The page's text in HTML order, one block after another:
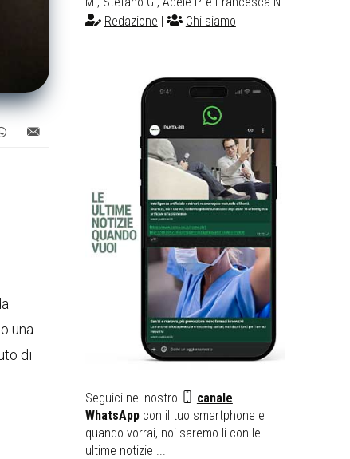
una
di
Redazione
Chi siamo
Seguici nel nostro
canale
WhatsAppcon il tuo smartphone e
quando vorrai, noi saremo li con le
ultime notizie ...